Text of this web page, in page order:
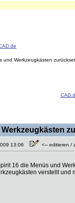
und Werkzeugkästen
13:06 <-- editieren /
16 die Menüs und
verstellt